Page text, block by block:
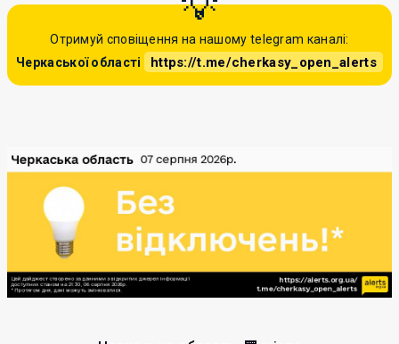
Отримуй сповіщення на нашому telegram каналі:
Черкаської області
https://t.me/cherkasy_open_alerts